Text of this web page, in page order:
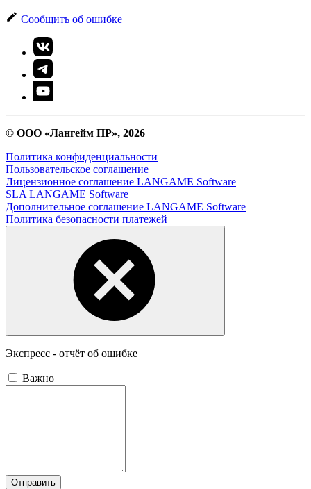
Сообщить об ошибке
© ООО «Лангейм ПР», 2026
Политика конфиденциальности
Пользовательское соглашение
Лицензионное соглашение LANGAME Software
SLA LANGAME Software
Дополнительное соглашение LANGAME Software
Политика безопасности платежей
Экспресс - отчёт об ошибке
Важно
Отправить